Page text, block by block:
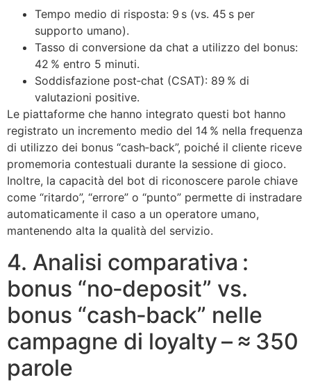
Tempo medio di risposta: 9 s (vs. 45 s per
supporto umano).
Tasso di conversione da chat a utilizzo del bonus:
42 % entro 5 minuti.
Soddisfazione post‑chat (CSAT): 89 % di
valutazioni positive.
Le piattaforme che hanno integrato questi bot hanno
registrato un incremento medio del 14 % nella frequenza
di utilizzo dei bonus “cash‑back”, poiché il cliente riceve
promemoria contestuali durante la sessione di gioco.
Inoltre, la capacità del bot di riconoscere parole chiave
come “ritardo”, “errore” o “punto” permette di instradare
automaticamente il caso a un operatore umano,
mantenendo alta la qualità del servizio.
4. Analisi comparativa :
bonus “no‑deposit” vs.
bonus “cash‑back” nelle
campagne di loyalty – ≈ 350
parole